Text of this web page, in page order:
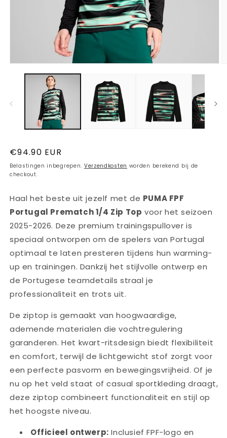
Normale
prijs
€94.90 EUR
Belastingen inbegrepen. Verzendkosten worden berekend bij de
checkout.
Haal het beste uit jezelf met de PUMA FPF
Portugal Prematch 1/4 Zip Top voor het seizoen
2025-2026. Deze premium trainingspullover is
speciaal ontworpen om de spelers van Portugal
optimaal te laten presteren tijdens hun warming-
up en trainingen. Dankzij het stijlvolle ontwerp en
de Portugese teamdetails straal je
professionaliteit en trots uit.
De ziptop is gemaakt van hoogwaardige,
ademende materialen die vochtregulering
garanderen. Het kwart-ritsdesign biedt flexibiliteit
en comfort, terwijl de lichtgewicht stof zorgt voor
een perfecte pasvorm en bewegingsvrijheid. Of je
nu op het veld staat of casual sportkleding draagt,
deze ziptop combineert functionaliteit en stijl op
het hoogste niveau.
Officieel ontwerp: Inclusief FPF-logo en